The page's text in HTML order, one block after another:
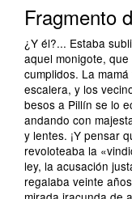
Fragmento
¿Y él?... Estaba
aquel monigote,
cumplidos. La
escalera, y los
besos a Pillín se lo
andando con
y lentes. ¡Y pensar
revoloteaba la
ley, la acusación
regalaba veinte